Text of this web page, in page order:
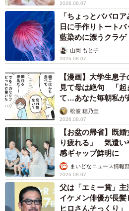
2026.08.07
「ちょっとババロ
日に手作りトート
藍染めに漂うクラ
ごい」山岡 もと子
2026.08.07
【漫画】大学生息
見て母は絶句 「起
て…あなた毎朝私が
松波 穂乃圭
2026.08.07
【お盆の帰省】既
り疲れる」 気遣い
感ギャップ鮮明に
まいどなニュース情報
2026.08.07
父は「エミー賞」
イケメン俳優が長
ヒロさんそっくり」